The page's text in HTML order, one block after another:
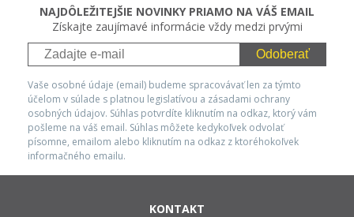
NAJDÔLEŽITEJŠIE NOVINKY PRIAMO NA VÁŠ EMAIL
Získajte zaujímavé informácie vždy medzi prvými
Odoberať
Vaše osobné údaje (email) budeme spracovávať len za týmto
účelom v súlade s platnou legislatívou a zásadami ochrany
osobných údajov. Súhlas potvrdíte kliknutím na odkaz, ktorý vám
pošleme na váš email. Súhlas môžete kedykoľvek odvolať
písomne, emailom alebo kliknutím na odkaz z ktoréhokoľvek
informačného emailu.
KONTAKT